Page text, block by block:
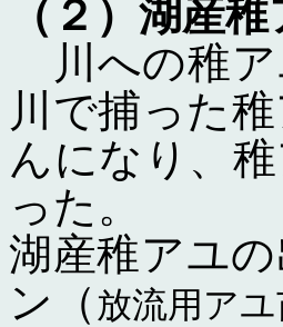
（２）湖産
川への稚ア
川で捕った
んになり、
った。
湖産稚アユ
ン（ 放流用ア